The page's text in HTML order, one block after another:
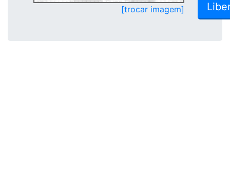
[trocar imagem]